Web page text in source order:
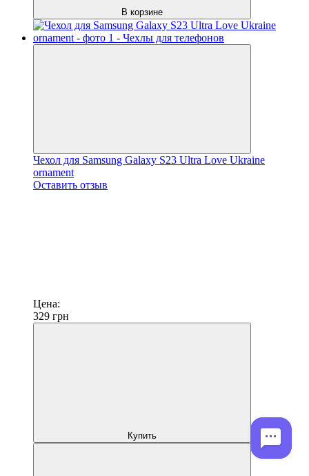
В корзине
Чехол для Samsung Galaxy S23 Ultra Love Ukraine
ornament
Оставить отзыв
Цена:
329 грн
Купить